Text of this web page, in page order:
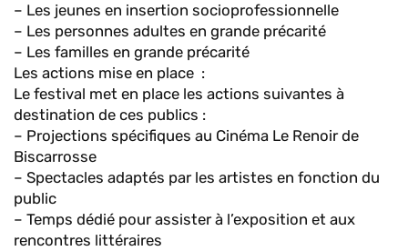
– Les jeunes en insertion socioprofessionnelle
– Les personnes adultes en grande précarité
– Les familles en grande précarité
Les actions mise en place :
Le festival met en place les actions suivantes à
destination de ces publics :
– Projections spécifiques au Cinéma Le Renoir de
Biscarrosse
– Spectacles adaptés par les artistes en fonction du
public
– Temps dédié pour assister à l’exposition et aux
rencontres littéraires